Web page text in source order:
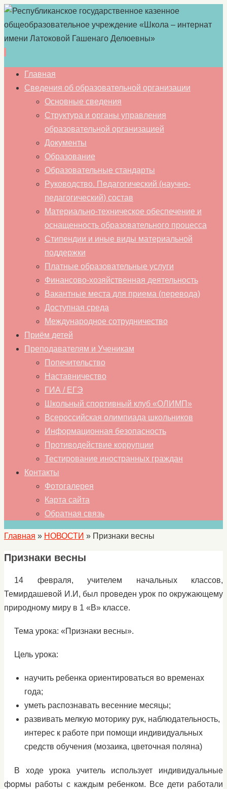
Перейти
содержимому
Главная
Сведения об образовательной организации
Основные сведения
Структура и органы управления
образовательной организацией
Документы
Образование
Образовательные стандарты
Руководство. Педагогический (научно-
педагогический) состав
Материально-техническое обеспечение и
оснащенность образовательного процесса
Стипендии и иные виды материальной
поддержки
Платные образовательные услуги
Финансово-хозяйственная деятельность
Вакантные места для приема (перевода)
Доступная среда
Международное сотрудничество
Приём детей
Преподавателям и Ученикам
Попечительство
Наставничество
ГИА / ЕГЭ
Школьный спортивный клуб «ОЛИМП»
Всероссийская олимпиада школьников
Информационная безопасность
Противодействие коррупции
Тестирование иностранных граждан
Контакты
Фотогалерея
Карта сайта
Обратная связь
Главная » НОВОСТИ » Признаки весны
Признаки весны
14 февраля, учителем начальных классов,
Темирдашевой И.И, был проведен урок по окружающему
природному миру в 1 «В» классе.
Тема урока: «Признаки весны».
Цель урока:
научить ребенка ориентироваться во временах
года;
уметь распознавать весенние месяцы;
развивать мелкую моторику рук, наблюдательность,
интерес к работе при помощи индивидуальных
средств обучения (мозаика, цветочная поляна)
В ходе урока учитель использует индивидуальные
формы работы с каждым ребенком. Все дети работали